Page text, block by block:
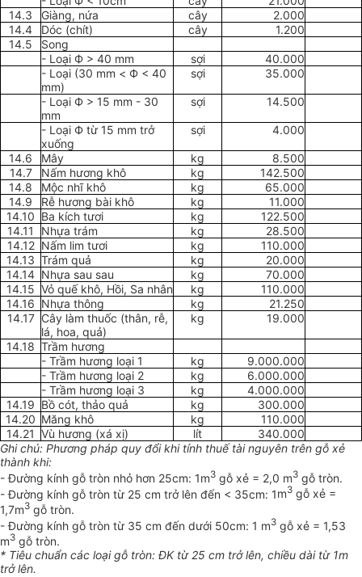
14.3
Giàng, nứa cây
2.000
14.4
Dóc (chít) cây
1.200
14.5
Song
- Loại Ф > 40 mm
sợi
40.000
- Loại (30 mm < Ф < 40
mm)
sợi 35.000
- Loại Ф > 15 mm - 30
mm
sợi 14.500
- Loại Ф từ 15 mm trở
xuống
sợi 4.000
14.6 Mây kg
8.500
14.7
Nấm hương khô kg
142.500
14.8
Mộc nhĩ khô kg
65.000
14.9
Rễ hương bài khô kg
11.000
14.10 Ba kích tươi kg
122.500
14.11
Nhựa trám kg
28.500
14.12 Nấm lim tươi kg
110.000
14.13 Trám quả kg
20.000
14.14 Nhựa sau sau kg
70.000
14.15 Vỏ quế khô, Hồi, Sa nhân kg
110.000
14.16 Nhựa thông kg
21.250
14.17 Cây làm thuốc (thân, rễ,
lá, hoa, quả)
kg 19.000
14.18 Trầm hương
- Trầm hương loại 1
kg
9.000.000
- Trầm hương loại 2
kg
6.000.000
- Trầm hương loại 3
kg
4.000.000
14.19 Bồ cót, thảo quả kg
300.000
14.20 Măng khô kg
110.000
14.21 Vù hương (xá xị) lít
340.000
Ghichú: Phương pháp quy đổi khi tính thuế tài nguyên trên gỗ xẻ
thành khi:
- Đường kính gỗ tròn nhỏ hơn 25cm: 1m3 gỗ xẻ = 2,0 m3 gỗ tròn.
- Đường kính gỗ tròn từ 25 cm trở lên đến < 35cm: 1m3 gỗ xẻ =
1,7m3 gỗ tròn.
- Đường kính gỗ tròn từ 35 cm đến dưới 50cm: 1 m3 gỗ xẻ = 1,53
m3 gỗ tròn.
* Tiêu chuẩn các loại gỗ tròn: ĐK từ 25 cm trở lên, chiều dài từ 1m
trở lên.